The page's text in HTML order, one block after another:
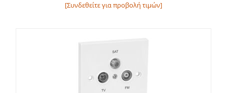
[Συνδεθείτε για προβολή τιμών]